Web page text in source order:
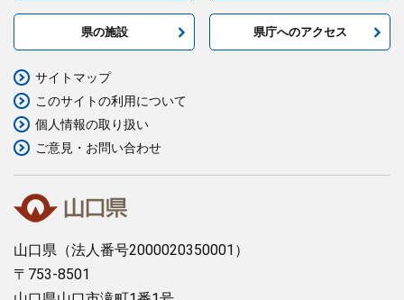
県の施設 県庁へのアクセス
山口県 （法人番号2000020350001）
〒753-8501
サイトマップ
このサイトの利用について
個人情報の取り扱い
ご意見・お問い合わせ